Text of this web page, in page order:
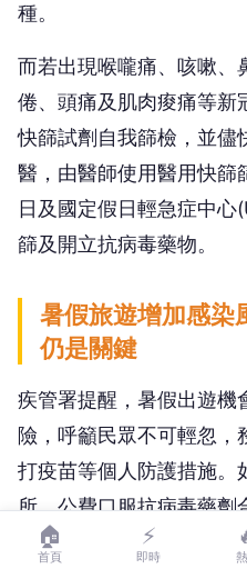
種。
而若出現喉嚨痛、咳嗽、
倦、頭痛及肌肉痠痛等新
快篩試劑自我篩檢，並儘
醫，由醫師使用醫用快篩
日及國定假日輕急症中
篩及開立抗病毒藥物。
暑假旅遊增加感
仍是關鍵
疾管署提醒，暑假出遊機
險，呼籲民眾不可輕忽，
打疫苗等個人防護措施。
所、公費口服抗病毒藥劑
相關訊息，可至疾管署全
🏠
首頁
⚡
即時